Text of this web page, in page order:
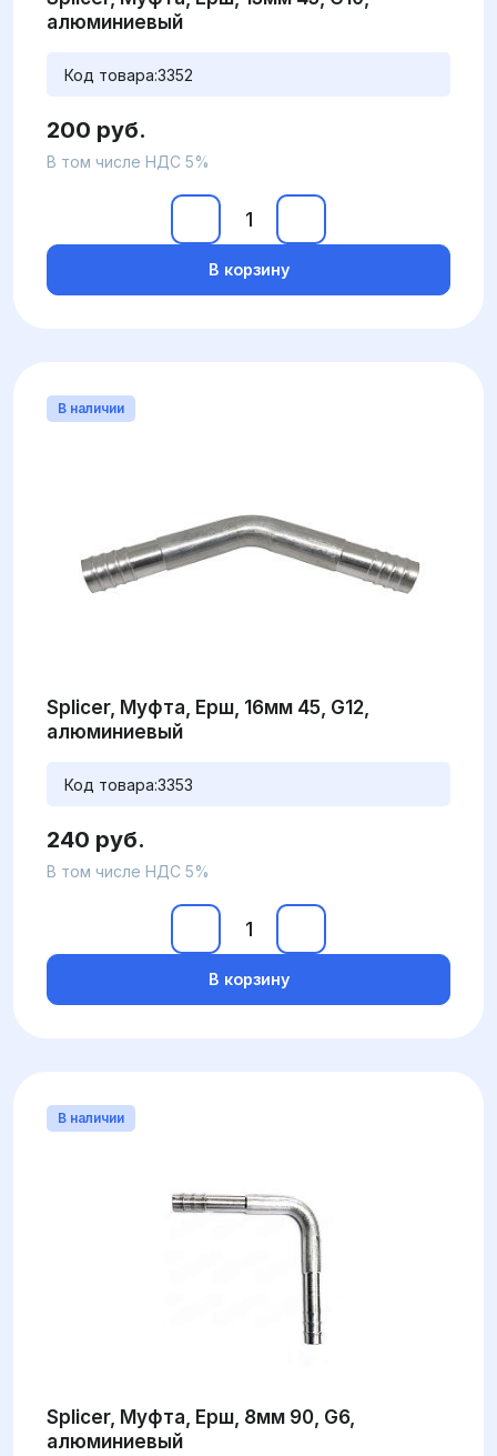
алюминиевый
Код товара:3352
200 руб.
В том числе НДС 5%
В корзину
В наличии
Splicer, Муфта, Ерш, 16мм 45, G12,
алюминиевый
Код товара:3353
240 руб.
В том числе НДС 5%
В корзину
В наличии
Splicer, Муфта, Ерш, 8мм 90, G6,
алюминиевый